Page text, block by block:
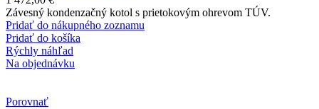
Závesný kondenzačný kotol s prietokovým ohrevom TÚV.
Pridať do nákupného zoznamu
Pridať do košíka
Rýchly náhľad
Na objednávku
Porovnať